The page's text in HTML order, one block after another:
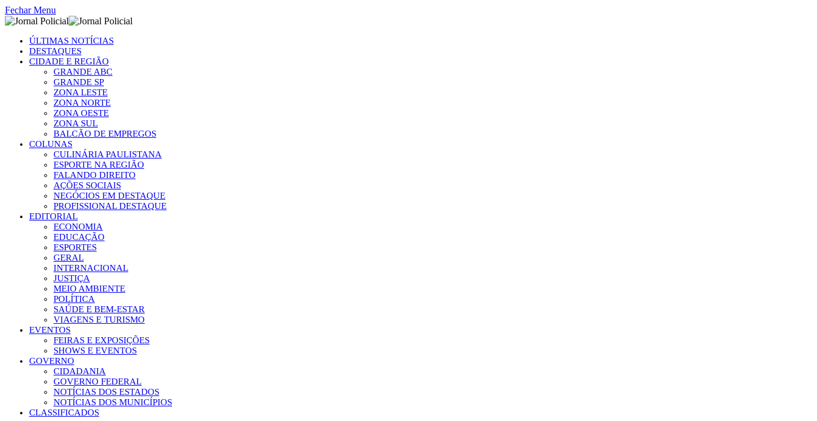
Fechar Menu
ÚLTIMAS NOTÍCIAS
DESTAQUES
CIDADE E REGIÃO
GRANDE ABC
GRANDE SP
ZONA LESTE
ZONA NORTE
ZONA OESTE
ZONA SUL
BALCÃO DE EMPREGOS
COLUNAS
CULINÁRIA PAULISTANA
ESPORTE NA REGIÃO
FALANDO DIREITO
AÇÕES SOCIAIS
NEGÓCIOS EM DESTAQUE
PROFISSIONAL DESTAQUE
EDITORIAL
ECONOMIA
EDUCAÇÃO
ESPORTES
GERAL
INTERNACIONAL
JUSTIÇA
MEIO AMBIENTE
POLÍTICA
SAÚDE E BEM-ESTAR
VIAGENS E TURISMO
EVENTOS
FEIRAS E EXPOSIÇÕES
SHOWS E EVENTOS
GOVERNO
CIDADANIA
GOVERNO FEDERAL
NOTÍCIAS DOS ESTADOS
NOTÍCIAS DOS MUNICÍPIOS
CLASSIFICADOS